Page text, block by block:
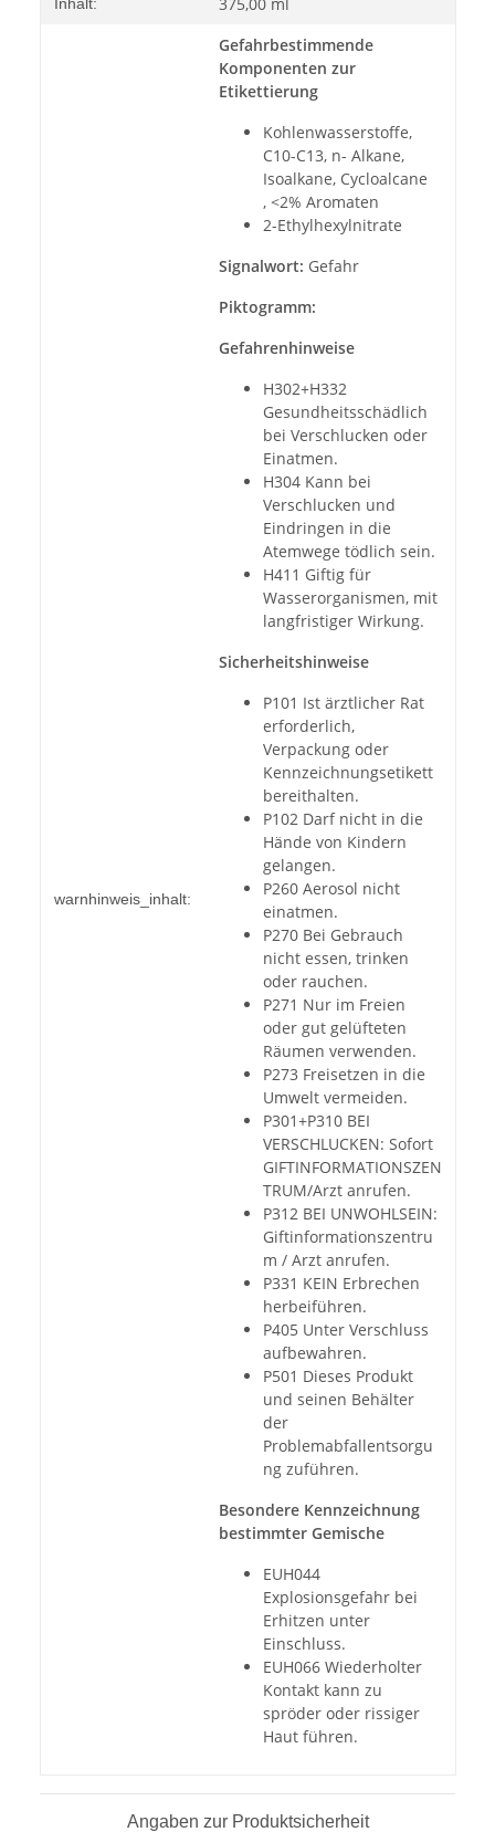
warnhinweis_inhalt:
Gefahrbestimmende
Komponenten zur
Etikettierung
Kohlenwasserstoffe,
C10-C13, n- Alkane,
Isoalkane, Cycloalcane
, <2% Aromaten
2-Ethylhexylnitrate
Signalwort: Gefahr
Piktogramm:
Gefahrenhinweise
H302+H332
Gesundheitsschädlich
bei Verschlucken oder
Einatmen.
H304 Kann bei
Verschlucken und
Eindringen in die
Atemwege tödlich sein.
H411 Giftig für
Wasserorganismen, mit
langfristiger Wirkung.
Sicherheitshinweise
P101 Ist ärztlicher Rat
erforderlich,
Verpackung oder
Kennzeichnungsetikett
bereithalten.
P102 Darf nicht in die
Hände von Kindern
gelangen.
P260 Aerosol nicht
einatmen.
P270 Bei Gebrauch
nicht essen, trinken
oder rauchen.
P271 Nur im Freien
oder gut gelüfteten
Räumen verwenden.
P273 Freisetzen in die
Umwelt vermeiden.
P301+P310 BEI
VERSCHLUCKEN: Sofort
GIFTINFORMATIONSZEN
TRUM/Arzt anrufen.
P312 BEI UNWOHLSEIN:
Giftinformationszentru
m / Arzt anrufen.
P331 KEIN Erbrechen
herbeiführen.
P405 Unter Verschluss
aufbewahren.
P501 Dieses Produkt
und seinen Behälter
der
Problemabfallentsorgu
ng zuführen.
Besondere Kennzeichnung
bestimmter Gemische
EUH044
Explosionsgefahr bei
Erhitzen unter
Einschluss.
EUH066 Wiederholter
Kontakt kann zu
spröder oder rissiger
Haut führen.
Angaben zur Produktsicherheit